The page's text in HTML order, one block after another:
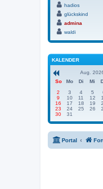
hadios
glückskind
admina
waldi
KALENDER
Aug.
So
Mo Di Mi
2
3 4 5
9
10 11 12
16
17 18 19
23
24 25 26
30
31
Portal